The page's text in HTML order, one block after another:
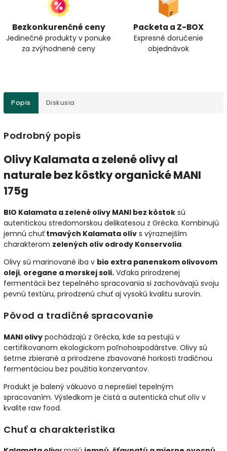
Bezkonkurenčné ceny
Jedinečné produkty v ponuke
za zvýhodnené ceny
Packeta a Z-BOX
Expresné doručenie
objednávok
Popis Diskusia
Podrobný popis
Olivy Kalamata a zelené olivy al
naturale bez kôstky organické MANI
175g
BIO Kalamata a zelené olivy MANI bez kôstok sú
autentickou stredomorskou delikatesou z Grécka. Kombinujú
jemnú chuť tmavých Kalamata olív s výraznejším
charakterom zelených olív odrody Konservolia.
Olivy sú marinované iba v bio extra panenskom olivovom
oleji, oregane a morskej soli. Vďaka prirodzenej
fermentácii bez tepelného spracovania si zachovávajú svoju
pevnú textúru, prirodzenú chuť aj vysokú kvalitu surovín.
Pôvod a tradičné spracovanie
MANI olivy pochádzajú z Grécka, kde sa pestujú v
certifikovanom ekologickom poľnohospodárstve. Olivy sú
šetrne zbierané a prirodzene zbavované horkosti tradičnou
fermentáciou bez použitia konzervantov.
Produkt je balený vákuovo a neprešiel tepelným
spracovaním. Výsledkom je čistá a autentická chuť olív v
kvalite raw food.
Chuť a charakteristika